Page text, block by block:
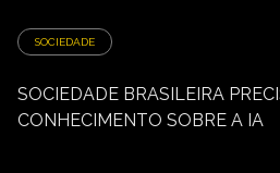
SOCIEDADE
SOCIEDADE BRASILEIRA
CONHECIMENTO SOBRE A IA